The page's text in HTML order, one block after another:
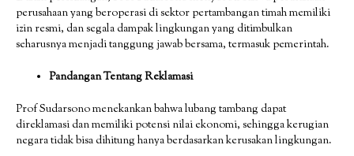
perusahaan yang beroperasi di sektor pertambangan timah memiliki
izin resmi, dan segala dampak lingkungan yang ditimbulkan
seharusnya menjadi tanggung jawab bersama, termasuk pemerintah.
Pandangan Tentang Reklamasi
Prof Sudarsono menekankan bahwa lubang tambang dapat
direklamasi dan memiliki potensi nilai ekonomi, sehingga kerugian
negara tidak bisa dihitung hanya berdasarkan kerusakan lingkungan.